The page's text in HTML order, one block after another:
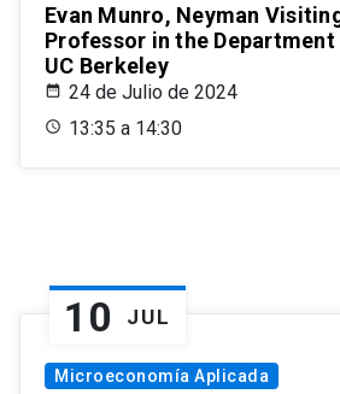
Evan Munro, Neyman
Professor in the
UC Berkeley
24 de Julio de 2024
13:35 a 14:30
10 JUL
Microeconomía Aplicada